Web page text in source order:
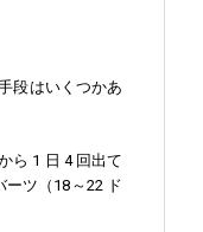
段はいくつかあ
ら 1 日 4 回出て
ーツ（18～22 ド